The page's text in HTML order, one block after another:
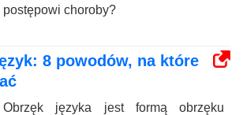
postępowi choroby?
8 powodów, na które
Obrzęk języka jest formą obrzęku